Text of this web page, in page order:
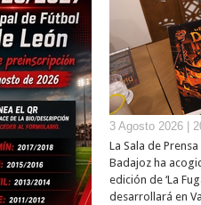
3 Agosto 2026 |
La Sala de
Badajoz ha
edición de ‘La
desarrollará en